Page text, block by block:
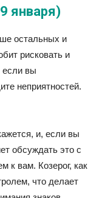
января)
остальных и
рисковать и
если вы
неприятностей.
и, если вы
обсуждать это с
к вам. Козерог, как
что делает